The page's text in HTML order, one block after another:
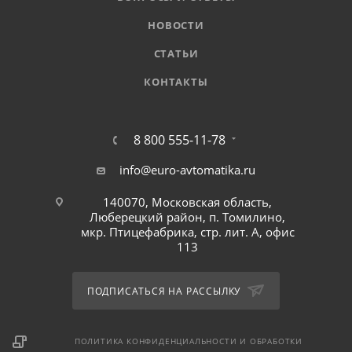
НОВОСТИ
СТАТЬИ
КОНТАКТЫ
8 800 555-11-78
info@euro-avtomatika.ru
140070, Московская область,
Люберецкий район, п. Томилино,
мкр. Птицефабрика, стр. лит. А, офис
113
ПОДПИСАТЬСЯ НА РАССЫЛКУ
ПОЛИТИКА КОНФИДЕНЦИАЛЬНОСТИ И ОБРАБОТКИ